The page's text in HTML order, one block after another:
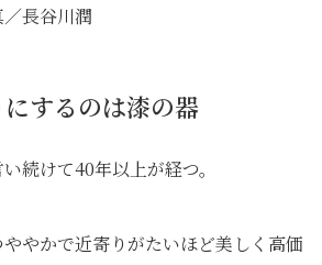
長谷川潤
するのは漆の器
続けて40年以上が経つ。
やかで近寄りがたいほど美しく高価